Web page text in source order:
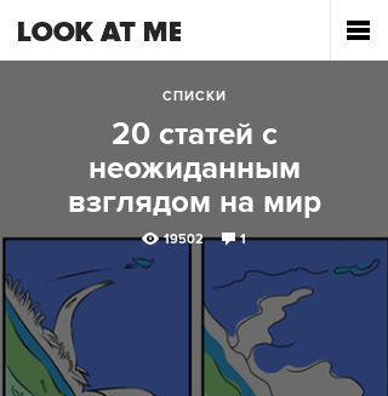
СПИСКИ
20 статей с
неожиданным
взглядом на мир
19502 1